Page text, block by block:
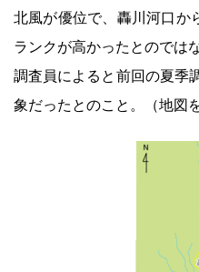
北風が優位で、轟川河口か
ランクが高かったとのでは
調査員によると前回の夏季
象だったとのこと。（地図